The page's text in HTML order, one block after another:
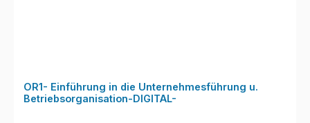
OR1- Einführung in die Unternehmesführung u.
Betriebsorganisation-DIGITAL-